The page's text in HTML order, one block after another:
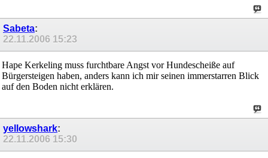
Sabeta:
22.11.2006 15:23
Hape Kerkeling muss furchtbare Angst vor Hundescheiße auf
Bürgersteigen haben, anders kann ich mir seinen immerstarren Blick
auf den Boden nicht erklären.
yellowshark:
22.11.2006 15:30